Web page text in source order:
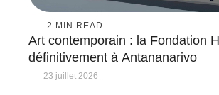
2 MIN READ
Art contemporain : la Fondation
définitivement à Antananarivo
23 juillet 2026